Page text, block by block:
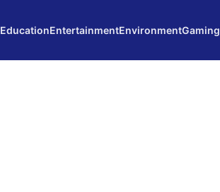
EducationEntertainmentEnvironmentGaming